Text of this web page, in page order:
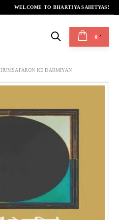
WELCOME TO BHARTIYA SAHITYAS!
0
HUMSAFARON KE DARMIYAN